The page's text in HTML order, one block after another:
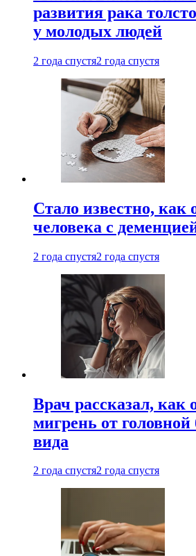
развития рака
у молодых людей
2 года спустя2 года спустя
Стало известно, как
человека с
2 года спустя2 года спустя
Врач рассказал, как
мигрень от головной
вида
2 года спустя2 года спустя